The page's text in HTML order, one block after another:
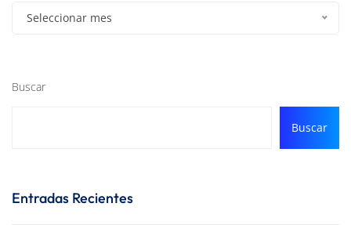
Seleccionar mes
Buscar
Buscar
Entradas Recientes